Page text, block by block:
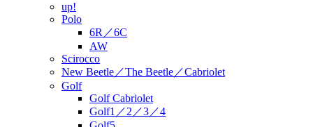
up!
Polo
6R／6C
AW
Scirocco
New Beetle／The Beetle／Cabriolet
Golf
Golf Cabriolet
Golf1／2／3／4